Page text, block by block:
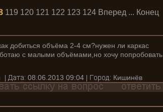
119 120 121 122 123 124 Вперед ... Конец
добиться объёма 2-4 см?нужен ли каркас
с малыми объёмами,но хочу попробовать
08.06.2013 09:04 Кишинёв